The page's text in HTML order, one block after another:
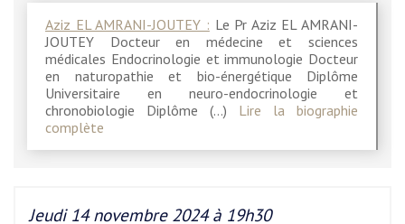
Aziz EL AMRANI-JOUTEY : Le Pr Aziz EL AMRANI-
JOUTEY Docteur en médecine et sciences
médicales Endocrinologie et immunologie Docteur
en naturopathie et bio-énergétique Diplôme
Universitaire en neuro-endocrinologie et
chronobiologie Diplôme (…) Lire la biographie
complète
Jeudi 14 novembre 2024 à 19h30